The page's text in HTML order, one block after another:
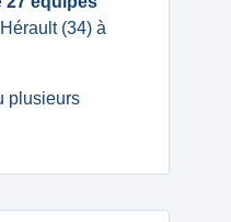
(34) à
plusieurs